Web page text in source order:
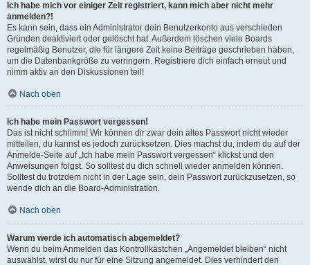
Ich habe mich vor einiger Zeit registriert, kann mich aber nicht mehr
anmelden?!
Es kann sein, dass ein Administrator dein Benutzerkonto aus verschieden
Gründen deaktiviert oder gelöscht hat. Außerdem löschen viele Boards
regelmäßig Benutzer, die für längere Zeit keine Beiträge geschrieben haben,
um die Datenbankgröße zu verringern. Registriere dich einfach erneut und
nimm aktiv an den Diskussionen teil!
Nach oben
Ich habe mein Passwort vergessen!
Das ist nicht schlimm! Wir können dir zwar dein altes Passwort nicht wieder
mitteilen, du kannst es jedoch zurücksetzen. Dies machst du, indem du auf der
Anmelde-Seite auf „Ich habe mein Passwort vergessen“ klickst und den
Anweisungen folgst. So solltest du dich schnell wieder anmelden können.
Solltest du trotzdem nicht in der Lage sein, dein Passwort zurückzusetzen, so
wende dich an die Board-Administration.
Nach oben
Warum werde ich automatisch abgemeldet?
Wenn du beim Anmelden das Kontrollkästchen „Angemeldet bleiben“ nicht
auswählst, wirst du nur für eine Sitzung angemeldet. Dies verhindert den